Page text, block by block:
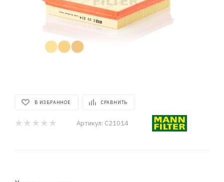
В ИЗБРАННОЕ СРАВНИТЬ
Артикул: C21014